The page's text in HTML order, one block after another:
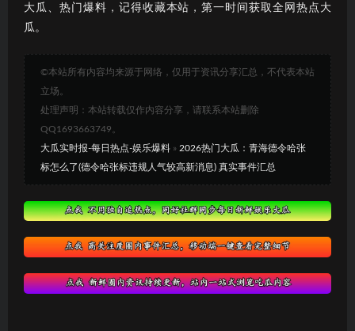
大瓜、热门爆料，记得收藏本站，第一时间获取全网热点大
瓜。
©本站所有内容均来源于网络，仅用于资讯分享汇总，不代表本站
立场。
处理声明：本站转载仅作内容分享，请联系本站删除
QQ1693663749。
大瓜实时报-每日热点-娱乐爆料 » 2026热门大瓜：青海德令哈张
标怎么了(德令哈张标违规人气较高新消息) 真实事件汇总